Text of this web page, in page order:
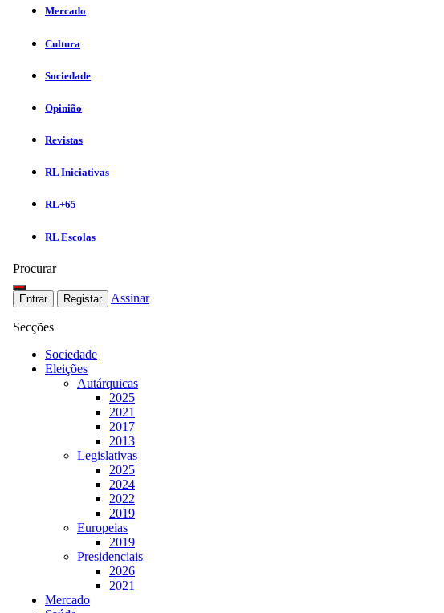
Mercado
Cultura
Sociedade
Opinião
Revistas
RL Iniciativas
RL+65
RL Escolas
Procurar
Entrar Registar Assinar
Secções
Sociedade
Eleições
Autárquicas
2025
2021
2017
2013
Legislativas
2025
2024
2022
2019
Europeias
2019
Presidenciais
2026
2021
Mercado